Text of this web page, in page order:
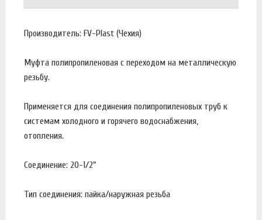
Производитель: FV-Plast (Чехия)
Муфта полипропиленовая с переходом на металлическую
резьбу.
Применяется для соединения полипропиленовых труб к
системам холодного и горячего водоснабжения,
отопления.
Соединение: 20-1/2"
Тип соединения: пайка/наружная резьба